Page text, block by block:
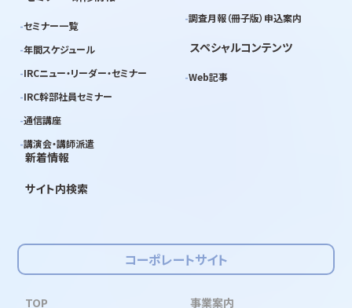
セミナー一覧
年間スケジュール
IRCニュー・リーダー・セミナー
IRC幹部社員セミナー
通信講座
講演会・講師派遣
調査月報（冊子版）申込案内
スペシャルコンテンツ
Web記事
新着情報
サイト内検索
コーポレートサイト
TOP 事業案内